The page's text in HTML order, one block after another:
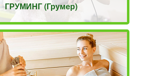
ГРУМИНГ (Грумер)